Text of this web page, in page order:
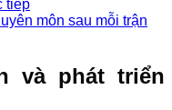
tiếp
môn sau mỗi trận
và phát triển